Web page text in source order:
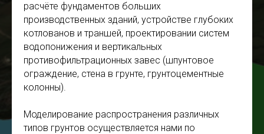
расчёте фундаментов больших
производственных зданий, устройстве глубоких
котлованов и траншей, проектировании систем
водопонижения и вертикальных
противофильтрационных завес (шпунтовое
ограждение, стена в грунте, грунтоцементные
колонны).
Моделирование распространения различных
типов грунтов осуществляется нами по